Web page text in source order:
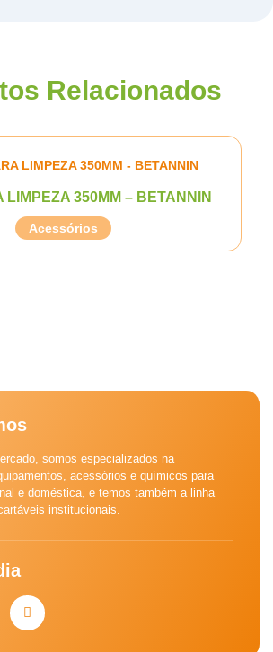
Relacionados
LIMPEZA 350MM – BETANNIN
Acessórios
somos especializados na
acessórios e químicos para
e doméstica, e temos também a linha
institucionais.